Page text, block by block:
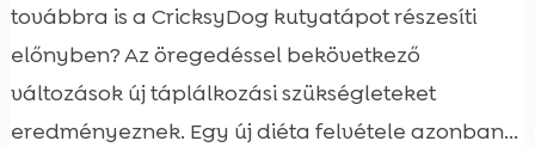
továbbra is a CricksyDog kutyatápot részesíti
előnyben? Az öregedéssel bekövetkező
változások új táplálkozási szükségleteket
eredményeznek. Egy új diéta felvétele azonban...